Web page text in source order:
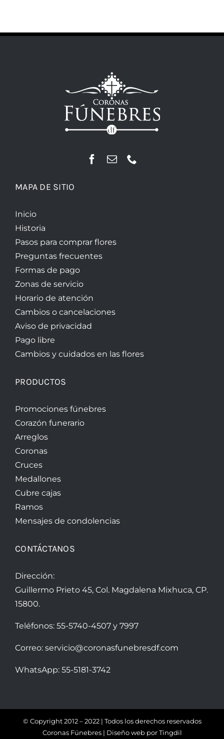
MAPA DE SITIO
Inicio
Historia
Pasos para comprar flores
Preguntas frecuentes
Formas de pago
Zonas de servicio
Horario de atención
Cambios o cancelaciones
Aviso de privacidad
Pago libre
Cambios y cuidados en las flores
PRODUCTOS
Promociones fúnebres
Corazón funerario
Arreglos
Coronas
Cruces
Medallones
Cubre cajas
Ramos
Mensajes de condolencias
CONTÁCTANOS
Dirección:
Guillermo Prieto 45, Col. Magdalena Mixhuca, CP.
15800.
Teléfonos: 55-5740-4507y 7997
Correo: servicio@coronasfunebresdf.com
WhatsApp: 55-5181-3742
© Copyright 2012 – 2022 | Todos los derechos reservados
Coronas Fúnebres | Diseño web porTingdil